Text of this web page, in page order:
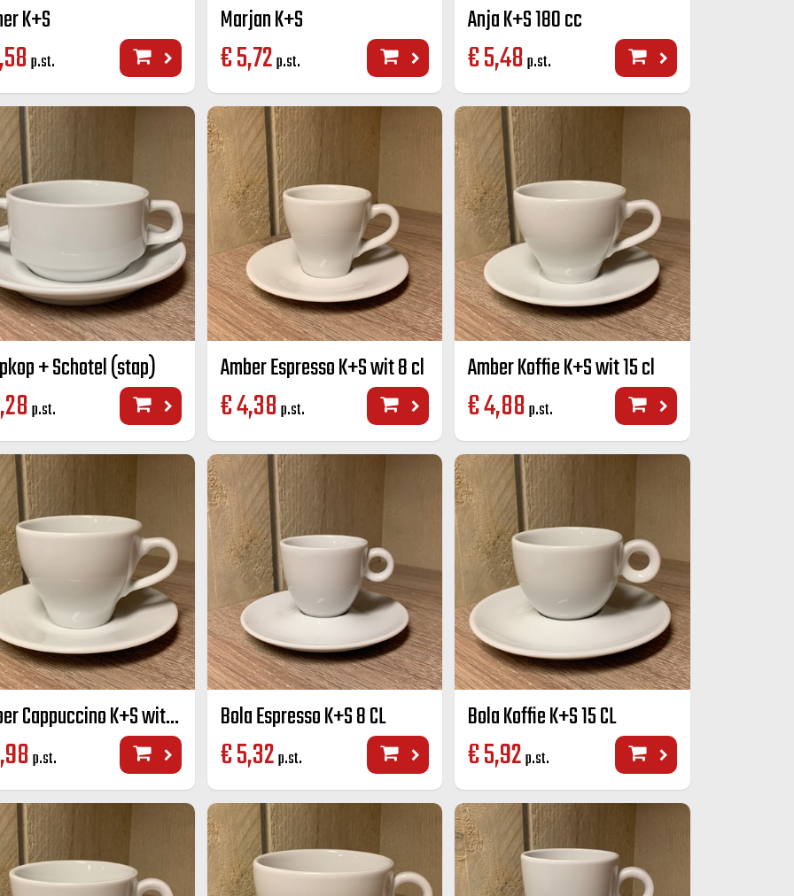
K+S
p.st.
Marjan K+S
€5,72p.st.
Anja K+S 180 cc
€5,48p.st.
+ Schotel (stap)
p.st.
Amber Espresso K+S wit 8 cl
€4,38p.st.
Amber Koffie K+S wit 15 cl
€4,88p.st.
Amber Cappuccino K+S wit 20 cl
p.st.
Bola Espresso K+S 8 CL
€5,32p.st.
Bola Koffie K+S 15 CL
€5,92p.st.